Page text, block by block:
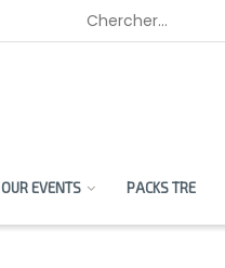
OUR EVENTS PACKS TRE